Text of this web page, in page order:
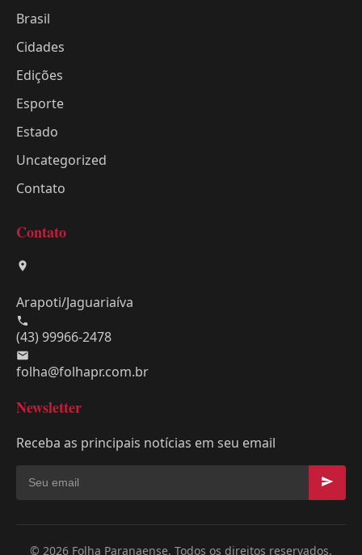
Brasil
Cidades
Edições
Esporte
Estado
Uncategorized
Contato
Contato
Arapoti/Jaguariaíva
(43) 99966-2478
folha@folhapr.com.br
Newsletter
Receba as principais notícias em seu email
© 2026 Folha Paranaense. Todos os direitos reservados.